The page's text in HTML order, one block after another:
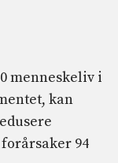
menneskeliv i
kan
94